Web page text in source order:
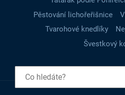
Pěstování lichořeřišnice
Tvarohové knedlíky
Švestkový